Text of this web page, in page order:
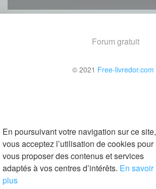
En poursuivant votre navigation sur ce site,
vous acceptez l’utilisation de cookies pour
vous proposer des contenus et services
adaptés à vos centres d’intérêts. En savoir
plus
Forum gratuit
© 2021 Free-livredor.com